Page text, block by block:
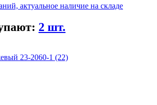
актуальное наличие на складе
2 шт.
23-2060-1 (22)